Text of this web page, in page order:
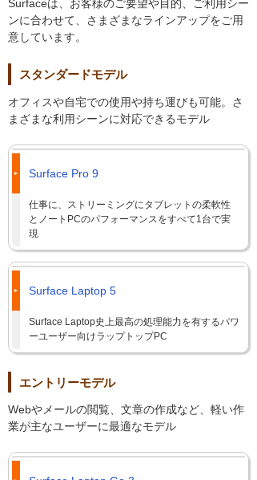
Surfaceは、お客様のご要望や目的、ご利用シー
ンに合わせて、さまざまなラインアップをご用
意しています。
スタンダードモデル
オフィスや自宅での使用や持ち運びも可能。さ
まざまな利用シーンに対応できるモデル
Surface Pro 9
仕事に、ストリーミングにタブレットの柔軟性
とノートPCのパフォーマンスをすべて1台で実
現
Surface Laptop 5
Surface Laptop史上最高の処理能力を有するパワ
ーユーザー向けラップトップPC
エントリーモデル
Webやメールの閲覧、文章の作成など、軽い作
業が主なユーザーに最適なモデル